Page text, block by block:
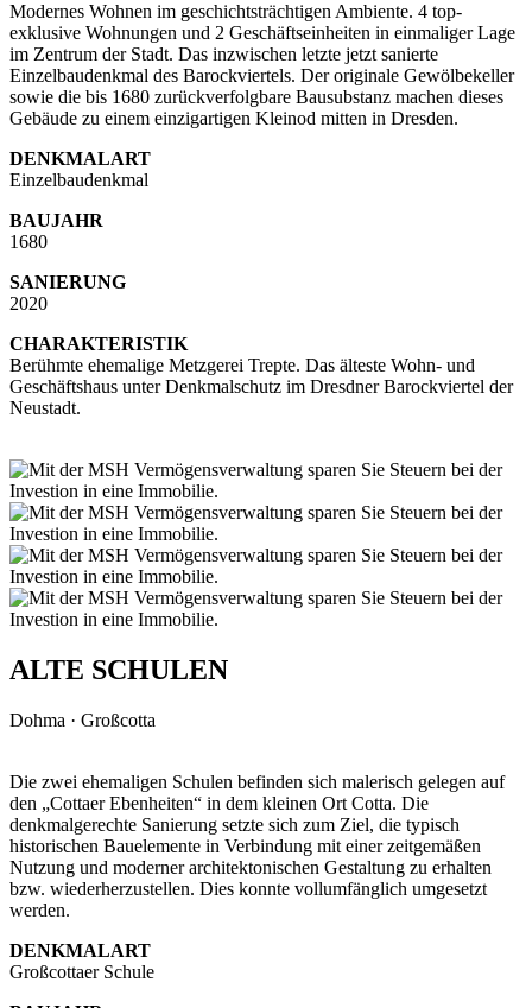
Modernes Wohnen im geschichtsträchtigen Ambiente. 4 top-
exklusive Wohnungen und 2 Geschäftseinheiten in einmaliger Lage
im Zentrum der Stadt. Das inzwischen letzte jetzt sanierte
Einzelbaudenkmal des Barockviertels. Der originale Gewölbekeller
sowie die bis 1680 zurückverfolgbare Bausubstanz machen dieses
Gebäude zu einem einzigartigen Kleinod mitten in Dresden.
DENKMALART
Einzelbaudenkmal
BAUJAHR
1680
SANIERUNG
2020
CHARAKTERISTIK
Berühmte ehemalige Metzgerei Trepte. Das älteste Wohn- und
Geschäftshaus unter Denkmalschutz im Dresdner Barockviertel der
Neustadt.
ALTE SCHULEN
Dohma · Großcotta
Die zwei ehemaligen Schulen befinden sich malerisch gelegen auf
den „Cottaer Ebenheiten“ in dem kleinen Ort Cotta. Die
denkmalgerechte Sanierung setzte sich zum Ziel, die typisch
historischen Bauelemente in Verbindung mit einer zeitgemäßen
Nutzung und moderner architektonischen Gestaltung zu erhalten
bzw. wiederherzustellen. Dies konnte vollumfänglich umgesetzt
werden.
DENKMALART
Großcottaer Schule